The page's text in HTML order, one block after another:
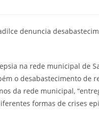
na rede municipal de
o desabastecimento de
da rede municipal,
formas de crises